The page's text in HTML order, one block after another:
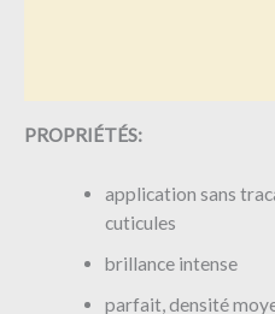
PROPRIÉTÉS:
application sans
cuticules
brillance intense
parfait, densité